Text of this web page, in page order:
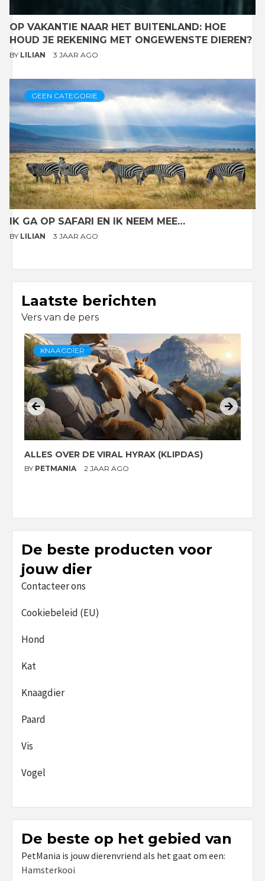
OP VAKANTIE NAAR HET BUITENLAND: HOE
HOUD JE REKENING MET ONGEWENSTE DIEREN?
BY LILIAN 3 JAAR AGO
GEEN CATEGORIE
IK GA OP SAFARI EN IK NEEM MEE…
BY LILIAN 3 JAAR AGO
Laatste berichten
Vers van de pers
KNAAGDIER
ALLES OVER DE VIRAL HYRAX (KLIPDAS)
BY PETMANIA 2 JAAR AGO
De beste producten voor
jouw dier
Contacteer ons
Cookiebeleid (EU)
Hond
Kat
Knaagdier
Paard
Vis
Vogel
De beste op het gebied van
PetMania is jouw dierenvriend als het gaat om een:
Hamsterkooi